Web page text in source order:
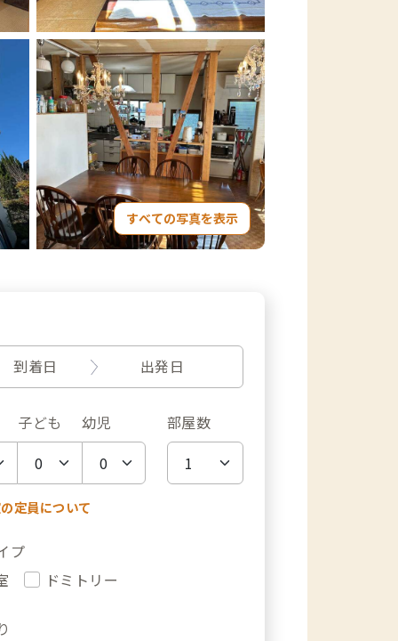
すべての写真を表示
到着日 出発日
子ども 幼児 部屋数
定員について
プ
ドミトリー